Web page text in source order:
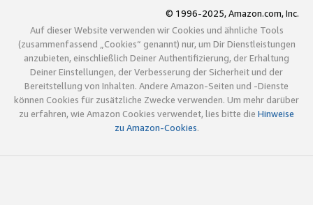
© 1996-2025, Amazon.com, Inc.
Auf dieser Website verwenden wir Cookies und ähnliche Tools
(zusammenfassend „Cookies“ genannt) nur, um Dir Dienstleistungen
anzubieten, einschließlich Deiner Authentifizierung, der Erhaltung
Deiner Einstellungen, der Verbesserung der Sicherheit und der
Bereitstellung von Inhalten. Andere Amazon-Seiten und -Dienste
können Cookies für zusätzliche Zwecke verwenden. Um mehr darüber
zu erfahren, wie Amazon Cookies verwendet, lies bitte die Hinweise
zu Amazon-Cookies.